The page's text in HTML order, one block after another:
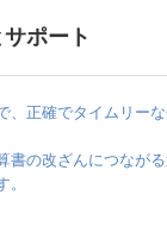
ポート
、正確でタイムリー
書の改ざんにつなが